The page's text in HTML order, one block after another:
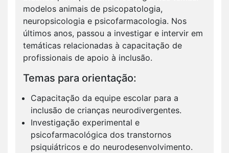
modelos animais de psicopatologia,
neuropsicologia e psicofarmacologia. Nos
últimos anos, passou a investigar e intervir em
temáticas relacionadas à capacitação de
profissionais de apoio à inclusão.
Temas para orientação:
Capacitação da equipe escolar para a
inclusão de crianças neurodivergentes.
Investigação experimental e
psicofarmacológica dos transtornos
psiquiátricos e do neurodesenvolvimento.